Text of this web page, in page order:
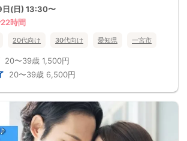
日(日) 13:30〜
時間
20代向け 30代向け 愛知県 一宮市
20〜39歳 1,500円
20〜39歳 6,500円